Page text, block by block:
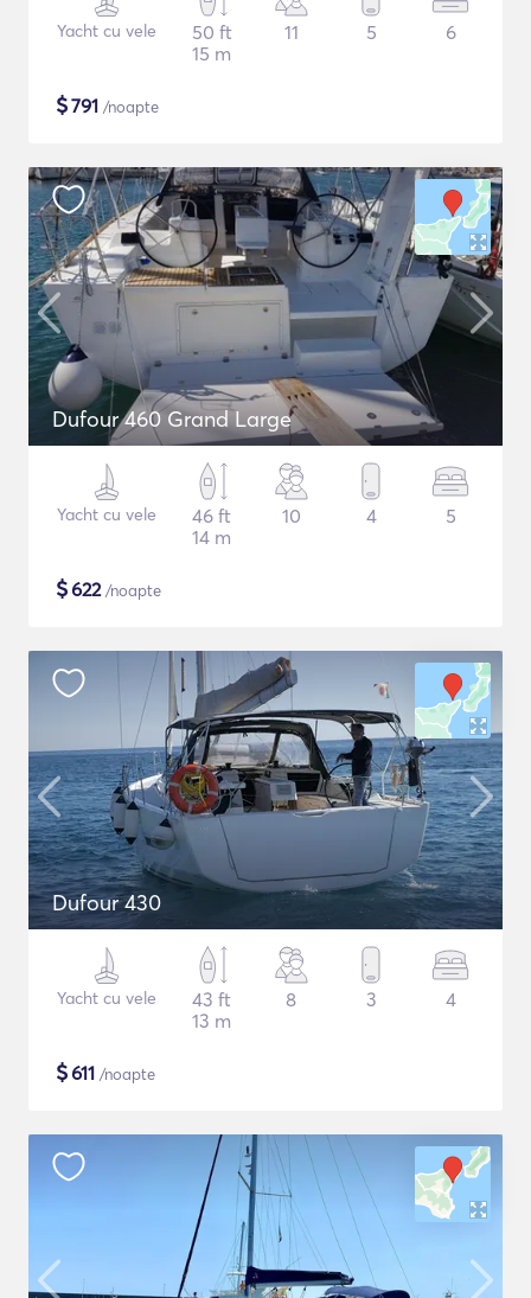
Yacht cu vele
50 ft
15 m
11 5 6
$791 /noapte
Dufour 460 Grand Large
Yacht cu vele
46 ft
14 m
10 4 5
$622/noapte
Dufour 430
Yacht cu vele
43 ft
13 m
8 3 4
$611 /noapte